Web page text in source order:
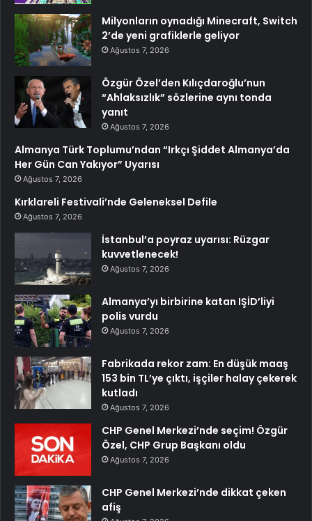
Milyonların oynadığı Minecraft, Switch
2’de yeni grafiklerle geliyor
Ağustos 7, 2026
Özgür Özel’den Kılıçdaroğlu’nun
“Ahlaksızlık” sözlerine aynı tonda
yanıt
Ağustos 7, 2026
Almanya Türk Toplumu’ndan “Irkçı Şiddet Almanya’da
Her Gün Can Yakıyor” Uyarısı
Ağustos 7, 2026
Kırklareli Festivali’nde Geleneksel Defile
Ağustos 7, 2026
İstanbul’a poyraz uyarısı: Rüzgar
kuvvetlenecek!
Ağustos 7, 2026
Almanya’yı birbirine katan IŞİD’liyi
polis vurdu
Ağustos 7, 2026
Fabrikada rekor zam: En düşük maaş
153 bin TL’ye çıktı, işçiler halay çekerek
kutladı
Ağustos 7, 2026
CHP Genel Merkezi’nde seçim! Özgür
Özel, CHP Grup Başkanı oldu
Ağustos 7, 2026
CHP Genel Merkezi’nde dikkat çeken
afiş